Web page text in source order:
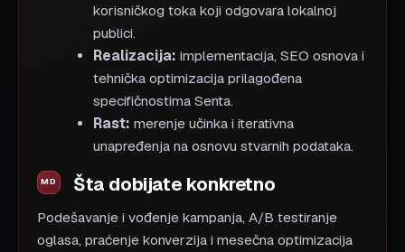
korisničkog toka koji odgovara lokalnoj
publici.
Realizacija: implementacija, SEO osnova i
tehnička optimizacija prilagođena
specifičnostima Senta.
Rast: merenje učinka i iterativna
unapređenja na osnovu stvarnih podataka.
Šta dobijate konkretno
Podešavanje i vođenje kampanja, A/B testiranje
oglasa, praćenje konverzija i mesečna optimizacija